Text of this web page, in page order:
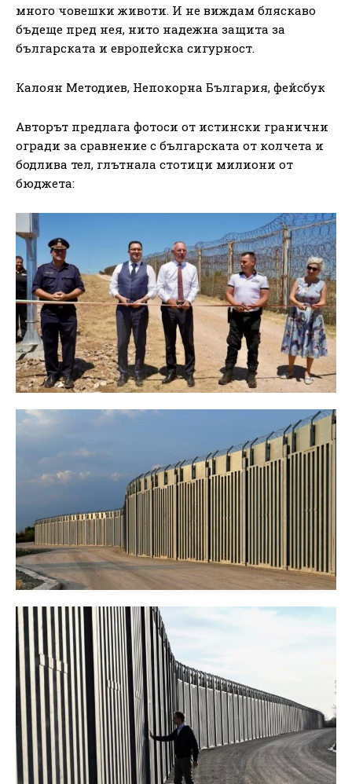
много човешки животи. И не виждам бляскаво
бъдеще пред нея, нито надежна защита за
българската и европейска сигурност.
Калоян Методиев, Непокорна България, фейсбук
Авторът предлага фотоси от истински гранични
огради за сравнение с българската от колчета и
бодлива тел, глътнала стотици милиони от
бюджета: